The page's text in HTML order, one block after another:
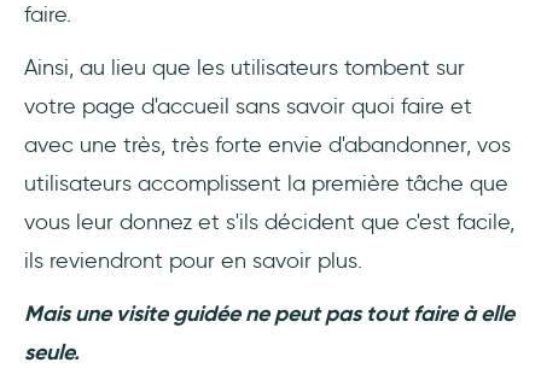
faire.
Ainsi, au lieu que les utilisateurs tombent sur
votre page d'accueil sans savoir quoi faire et
avec une très, très forte envie d'abandonner, vos
utilisateurs accomplissent la première tâche que
vous leur donnez et s'ils décident que c'est facile,
ils reviendront pour en savoir plus.
Mais une visite guidée ne peut pas tout faire à elle
seule.